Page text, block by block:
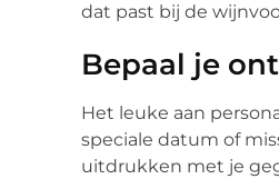
dat past bij de
Bepaal je
Het leuke aan
speciale datum of
uitdrukken met je